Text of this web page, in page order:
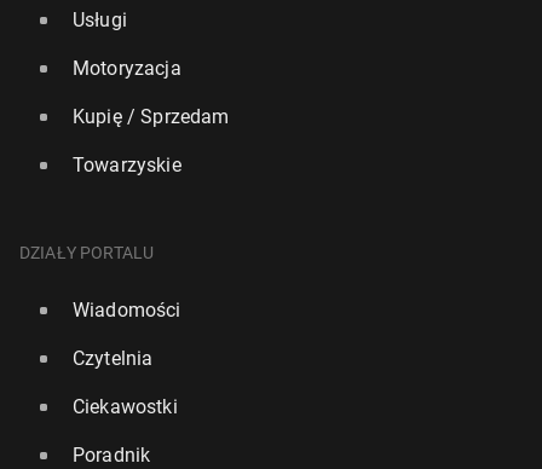
Rząd UK przy­znał azyl oby­wa­te­lom Rwandy, choć
15 stycznia 2024, 16:45
Usługi
Motoryzacja
Kupię / Sprzedam
Towarzyskie
DZIAŁY PORTALU
Wiadomości
Czytelnia
Ciekawostki
Poradnik